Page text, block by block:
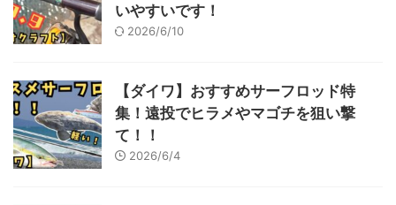
いやすいです！
2026/6/10
【ダイワ】おすすめサーフロッド特
集！遠投でヒラメやマゴチを狙い撃
て！！
2026/6/4